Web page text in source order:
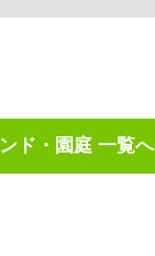
ド・園庭 一覧へ